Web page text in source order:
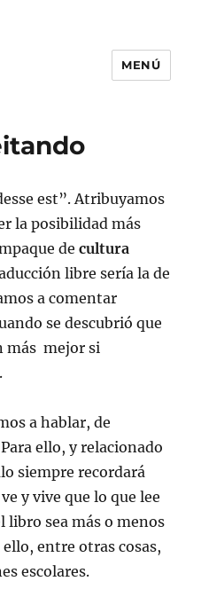
MENÚ
est”. Atribuyamos
la posibilidad más
decultura
libre sería la de
a comentar
se descubrió que
más mejor si
a hablar, de
Para ello, y relacionado
siempre recordará
y vive que lo que lee
libro sea más o menos
entre otras cosas,
escolares.